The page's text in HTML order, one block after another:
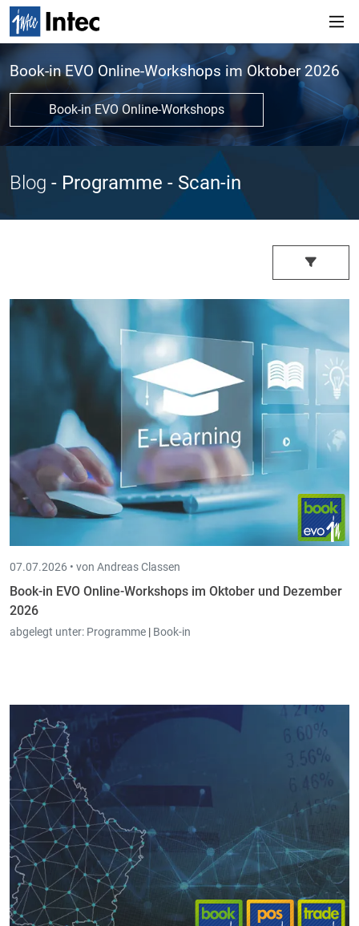
Book-in EVO Online-Workshops im Oktober 2026
Book-in EVO Online-Workshops
Blog - Programme - Scan-in
07.07.2026 • von Andreas Classen
Book-in EVO Online-Workshops im Oktober und Dezember
2026
abgelegt unter: Programme | Book-in